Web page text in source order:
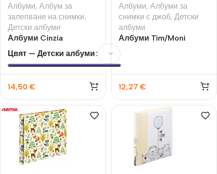
Албуми, Албум за
залепване на снимки,
Детски албуми
Албуми Cinzia
Цвят — Детски албуми
14,50 €
Албуми, Албуми за
снимки с джоб, Детски
албуми
Албуми Tim/Moni
12,27 €